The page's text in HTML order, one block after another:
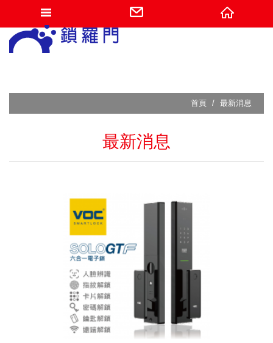
網站名稱
首頁 最新消息
最新消息